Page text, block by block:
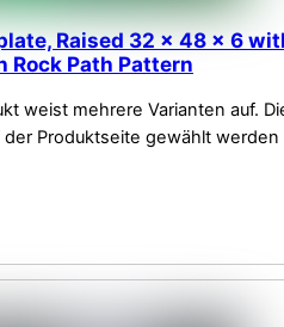
Raised 32 x 48 x 6
Rock Path Pattern
weist mehrere Varianten auf.
Produktseite gewählt werden